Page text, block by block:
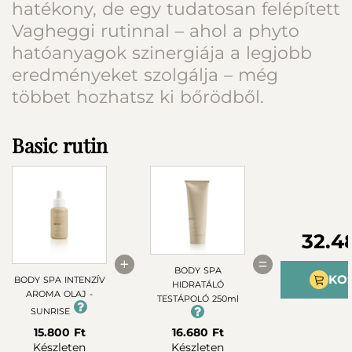
hatékony, de egy tudatosan felépített
Vagheggi rutinnal – ahol a phyto
hatóanyagok szinergiája a legjobb
eredményeket szolgálja – még
többet hozhatsz ki bőrödből.
Basic rutin
BODY SPA INTENZÍV
AROMA OLAJ -
SUNRISE
15.800 Ft
Készleten
+
BODY SPA
HIDRATÁLÓ
TESTÁPOLÓ 250ml
16.680 Ft
Készleten
=